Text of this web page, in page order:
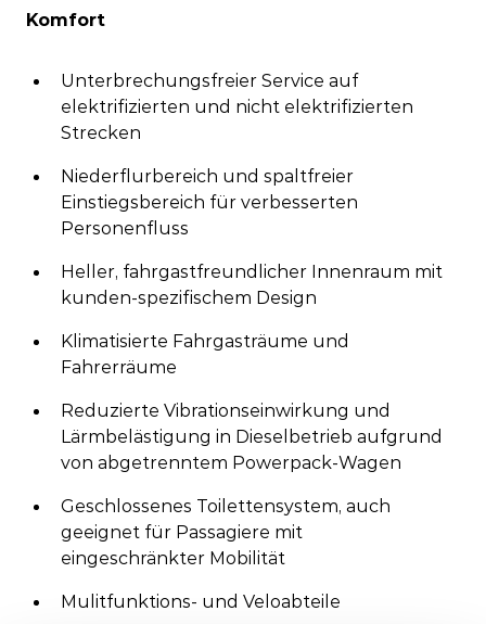
Komfort
Unterbrechungsfreier Service auf
elektrifizierten und nicht elektrifizierten
Strecken
Niederflurbereich und spaltfreier
Einstiegsbereich für verbesserten
Personenfluss
Heller, fahrgastfreundlicher Innenraum mit
kunden-spezifischem Design
Klimatisierte Fahrgasträume und
Fahrerräume
Reduzierte Vibrationseinwirkung und
Lärmbelästigung in Dieselbetrieb aufgrund
von abgetrenntem Powerpack-Wagen
Geschlossenes Toilettensystem, auch
geeignet für Passagiere mit
eingeschränkter Mobilität
Mulitfunktions- und Veloabteile